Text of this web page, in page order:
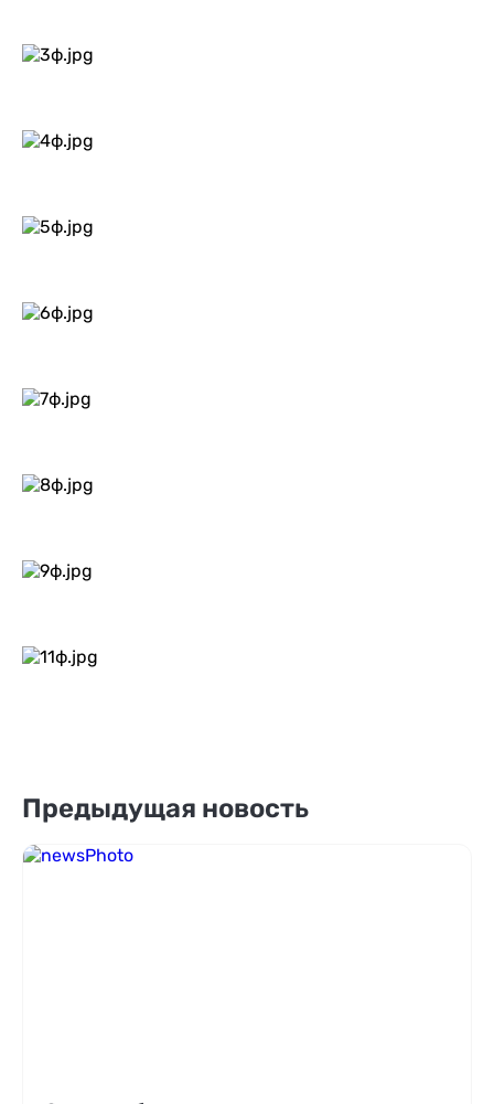
Предыдущая новость